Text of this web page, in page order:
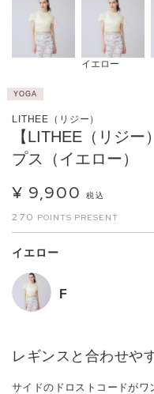
イエロー
YOGA
LITHEE（リジー）
【LITHEE（リジ
プス（イエロー）
¥ 9,900 税込
270
イエロー
F
レギンスと合わせや
サイドのドロストコードがワ